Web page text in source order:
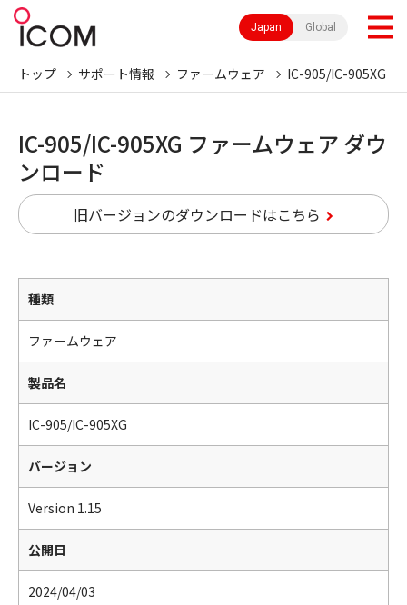
Japan Global
トップ サポート情報 ファームウェア IC-905/IC-905XG
IC-905/IC-905XG ファームウェア ダウ
ンロード
旧バージョンのダウンロードはこちら
種類
ファームウェア
製品名
IC-905/IC-905XG
バージョン
Version 1.15
公開日
2024/04/03